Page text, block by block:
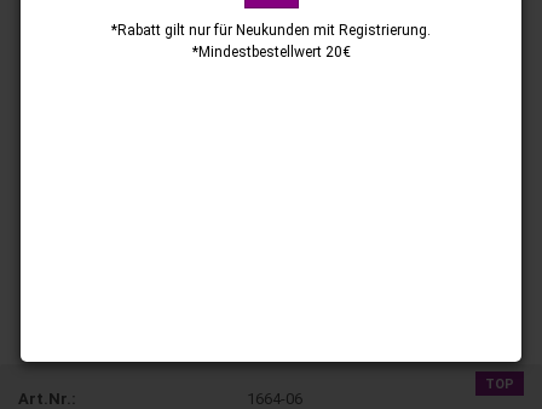
*Rabatt gilt nur für Neukunden mit Registrierung.
*Mindestbestellwert 20€
TOP
Art.Nr.:
1664-06